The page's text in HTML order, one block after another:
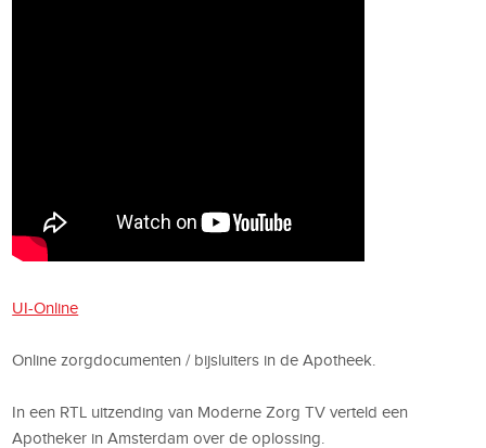
UI-Online
Online zorgdocumenten / bijsluiters in de Apotheek.
In een RTL uitzending van Moderne Zorg TV verteld een
Apotheker in Amsterdam over de oplossing.